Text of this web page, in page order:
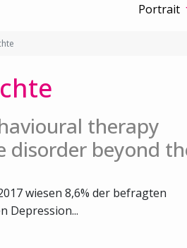
Portrait
therapy
disorder beyond
wiesen 8,6% der befragten
Depression...